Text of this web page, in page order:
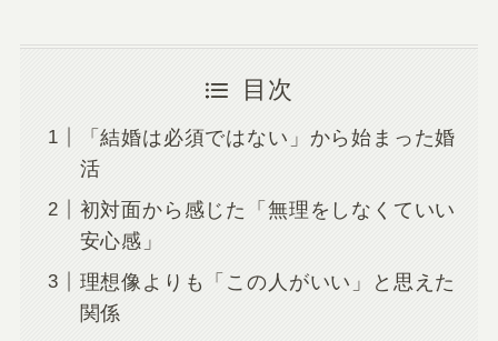
目次
「結婚は必須ではない」から始まった婚
活
初対面から感じた「無理をしなくていい
安心感」
理想像よりも「この人がいい」と思えた
関係